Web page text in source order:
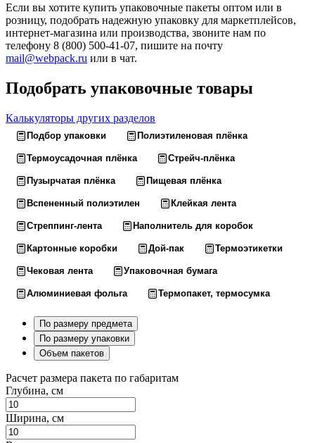
Если вы хотите купить упаковочные пакеты оптом или в
розницу, подобрать надежную упаковку для маркетплейсов,
интернет-магазина или производства, звоните нам по
телефону 8 (800) 500-41-07, пишите на почту
mail@webpack.ru или в чат.
Подобрать упаковочные товары
Калькуляторы других разделов
Подбор упаковки Полиэтиленовая плёнка
Термоусадочная плёнка Стрейч-плёнка
Пузырчатая плёнка Пищевая плёнка
Вспененный полиэтилен Клейкая лента
Стреппинг-лента Наполнитель для коробок
Картонные коробки Дой-пак Термоэтикетки
Чековая лента Упаковочная бумага
Алюминиевая фольга Термопакет, термосумка
По размеру предмета
По размеру упаковки
Объем пакетов
Расчет размера пакета по габаритам
Глубина, см
Ширина, см